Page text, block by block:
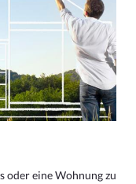
oder eine Wohnung zu